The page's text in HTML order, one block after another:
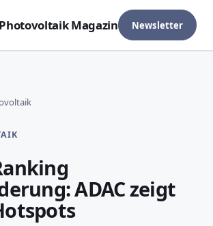
Photovoltaik Magazin Newsletter
ADAC zeigt